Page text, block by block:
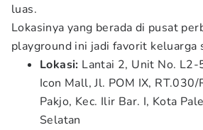
luas.
Lokasinya yang berada di pusat
playground ini jadi favorit keluarga
Lokasi: Lantai 2, Unit No. L2-
Icon Mall, Jl. POM IX,
Pakjo, Kec. Ilir Bar. I, Kota
Selatan